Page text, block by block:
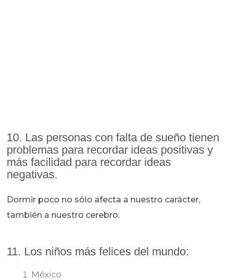
10. Las personas con falta de sueño tienen
problemas para recordar ideas positivas y
más facilidad para recordar ideas
negativas.
Dormir poco no sólo afecta a nuestro carácter,
también a nuestro cerebro.
11. Los niños más felices del mundo:
México